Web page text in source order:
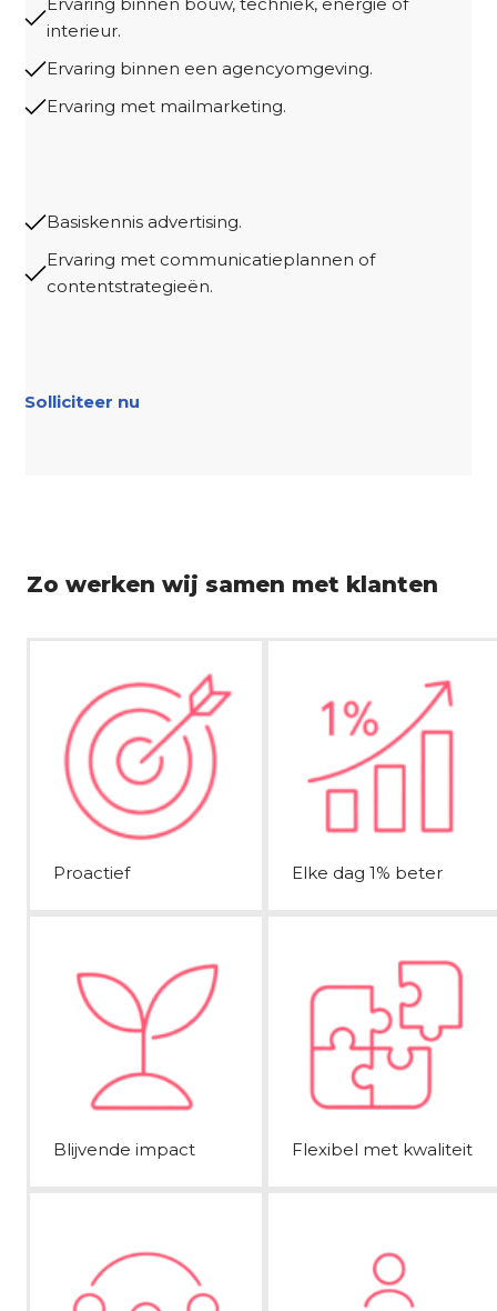
interieur.
Ervaring binnen een agencyomgeving.
Ervaring met mailmarketing.
Basiskennis advertising.
Ervaring met communicatieplannen of
contentstrategieën.
Solliciteer nu
Zo werken wij samen met klanten
Proactief Elke dag 1% beter
Blijvende impact Flexibel met kwaliteit